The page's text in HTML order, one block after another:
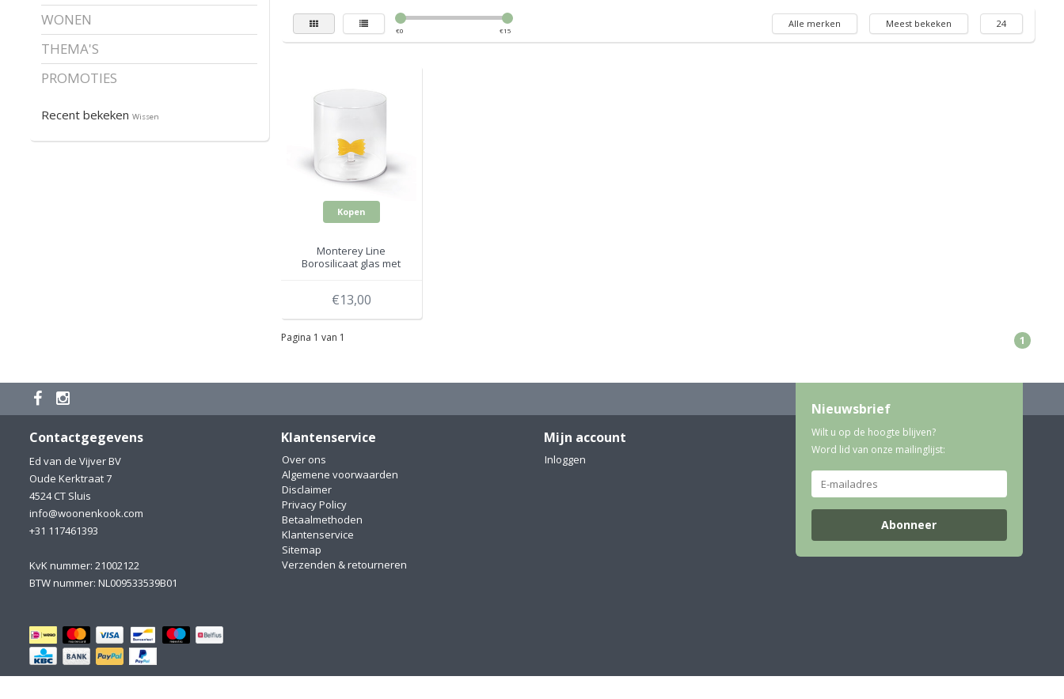
WONEN
THEMA'S
PROMOTIES
Recent bekeken Wissen
€0 €15
Alle merken Meest bekeken 24
Kopen
Monterey Line
Borosilicaat glas met
€13,00
Pagina 1 van 1 1
Contactgegevens
Ed van de Vijver BV
Oude Kerktraat 7
4524 CT Sluis
info@woonenkook.com
+31 117461393
KvK nummer: 21002122
BTW nummer: NL009533539B01
Klantenservice
Over ons
Algemene voorwaarden
Disclaimer
Privacy Policy
Betaalmethoden
Klantenservice
Sitemap
Verzenden & retourneren
Mijn account
Inloggen
Nieuwsbrief
Wilt u op de hoogte blijven?
Word lid van onze mailinglijst:
Abonneer